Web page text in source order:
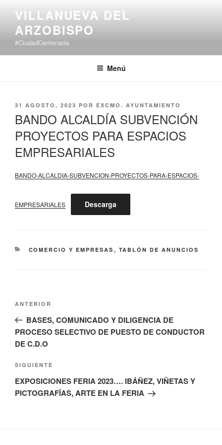
contenido
VILLANUEVA DEL
ARZOBISPO
#CiudadCentenaria
Menú
PUBLICADO
31 AGOSTO, 2023 POR EXCMO. AYUNTAMIENTO
BANDO ALCALDÍA SUBVENCIÓN
PROYECTOS PARA ESPACIOS
EMPRESARIALES
BANDO-ALCALDIA-SUBVENCION-PROYECTOS-PARA-ESPACIOS-
EMPRESARIALES Descarga
CATEGORÍAS
COMERCIO Y EMPRESAS , TABLÓN DE ANUNCIOS
Navegación
entradas
Entrada
anterior:
ANTERIOR
BASES, COMUNICADO Y DILIGENCIA DE
PROCESO SELECTIVO DE PUESTO DE CONDUCTOR
DE C.D.O
Siguiente
entrada
SIGUIENTE
EXPOSICIONES FERIA 2023…. IBÁÑEZ, VIÑETAS Y
PICTOGRAFÍAS, ARTE EN LA FERIA